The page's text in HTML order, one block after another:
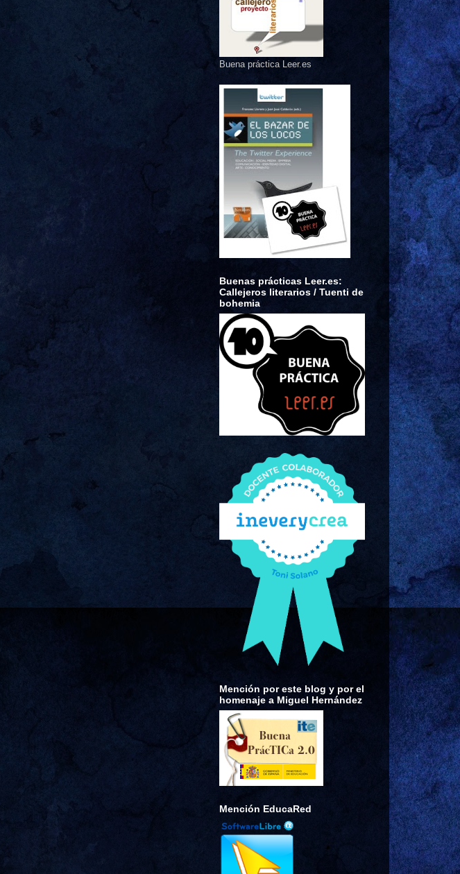
Buena práctica Leer.es
Buenas prácticas Leer.es:
Callejeros literarios / Tuenti de
bohemia
Mención por este blog y por el
homenaje a Miguel Hernández
Mención EducaRed